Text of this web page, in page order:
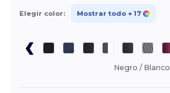
Elegir color: Mostrar todo + 17
Negro / Blanco